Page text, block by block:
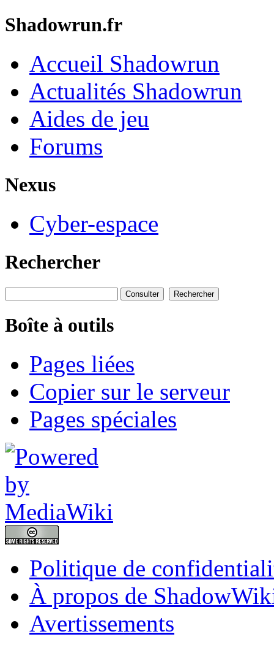
Shadowrun.fr
Accueil Shadowrun
Actualités Shadowrun
Aides de jeu
Forums
Nexus
Cyber-espace
Rechercher
Boîte à outils
Pages liées
Copier sur le serveur
Pages spéciales
Politique de
À propos de
Avertissements